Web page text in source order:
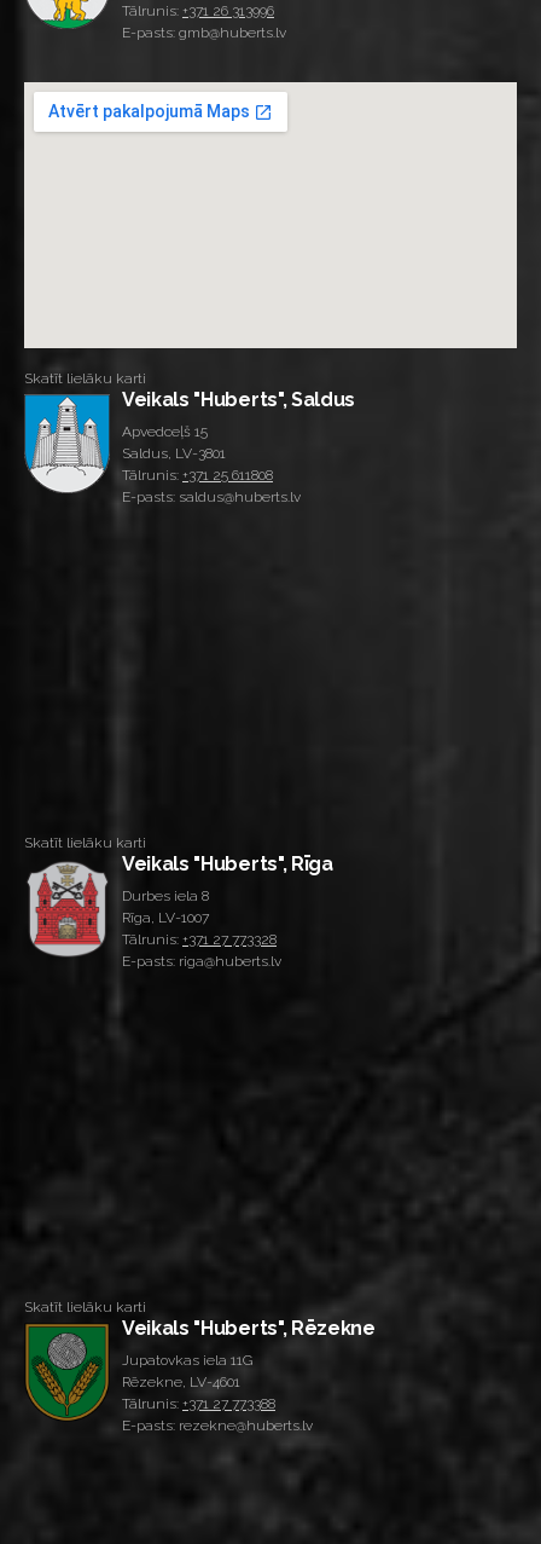
Tālrunis: +371 26 313996
E-pasts: gmb@huberts.lv
Skatīt lielāku karti
Veikals "Huberts", Saldus
Apvedceļš 15
Saldus, LV-3801
Tālrunis: +371 25 611808
E-pasts: saldus@huberts.lv
Skatīt lielāku karti
Veikals "Huberts", Rīga
Durbes iela 8
Rīga, LV-1007
Tālrunis: +371 27 773328
E-pasts: riga@huberts.lv
Skatīt lielāku karti
Veikals "Huberts", Rēzekne
Jupatovkas iela 11G
Rēzekne, LV-4601
Tālrunis: +371 27 773388
E-pasts: rezekne@huberts.lv